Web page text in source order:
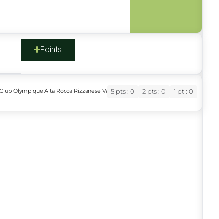
Points
5 pts : 0 2 pts : 0 1 pt : 0
Olympique Alta Rocca Rizzanese Valinco